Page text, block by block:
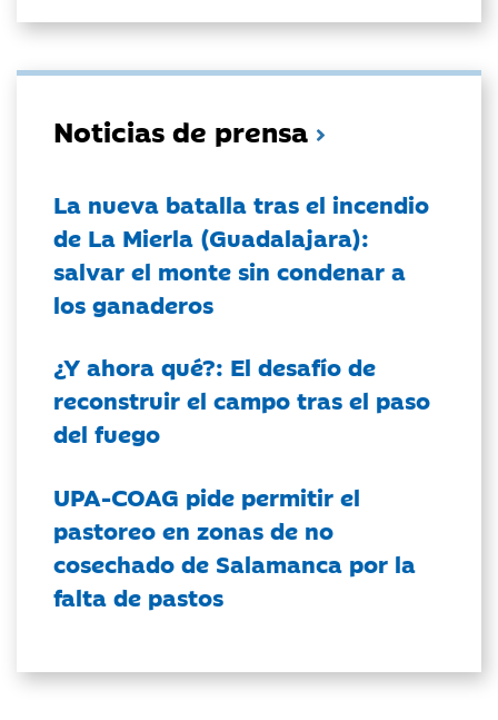
Noticias de prensa
La nueva batalla tras el incendio
de La Mierla (Guadalajara):
salvar el monte sin condenar a
los ganaderos
¿Y ahora qué?: El desafío de
reconstruir el campo tras el paso
del fuego
UPA-COAG pide permitir el
pastoreo en zonas de no
cosechado de Salamanca por la
falta de pastos